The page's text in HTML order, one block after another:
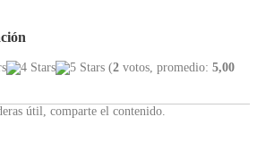
(2 votos, promedio: 5,00
útil, comparte el contenido.